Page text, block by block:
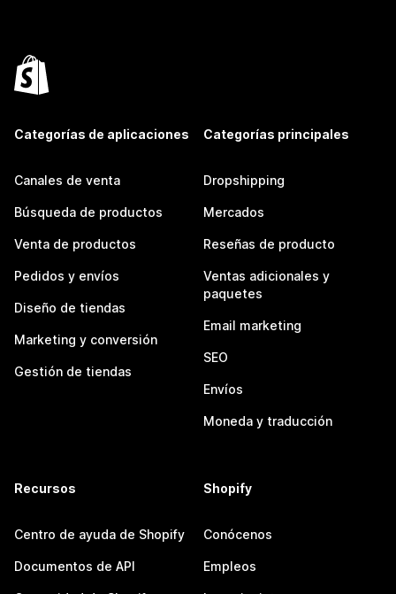
Categorías de aplicaciones
Canales de venta
Búsqueda de productos
Venta de productos
Pedidos y envíos
Diseño de tiendas
Marketing y conversión
Gestión de tiendas
Categorías principales
Dropshipping
Mercados
Reseñas de producto
Ventas adicionales y
paquetes
Email marketing
SEO
Envíos
Moneda y traducción
Recursos
Centro de ayuda de Shopify
Documentos de API
Shopify
Conócenos
Empleos